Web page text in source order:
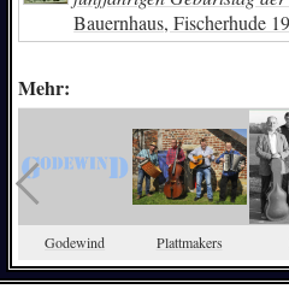
Bauernhaus, Fischerhude
Mehr:
Godewind Plattmakers